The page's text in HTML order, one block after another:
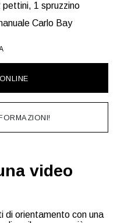
1 spruzzino
Carlo Bay
video
di orientamento con una